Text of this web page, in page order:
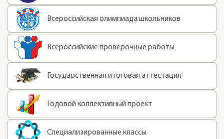
Всероссийская олимпиада школьников
Всероссийские проверочные работы
Государственная итоговая аттестация
Годовой коллективный проект
Специализированные классы